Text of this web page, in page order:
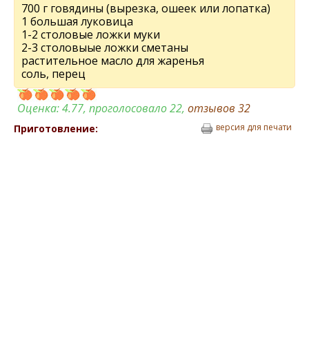
700 г говядины (вырезка, ошеек или лопатка)
1 большая луковица
1-2 столовые ложки муки
2-3 столовыые ложки сметаны
растительное масло для жаренья
соль, перец
Оценка:4.77, проголосовало 22, отзывов 32
Приготовление: версия для печати